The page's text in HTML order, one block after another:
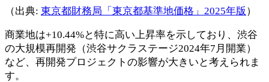
（出典: 東京都財務局「東京都基準地価格」2025年版 ）
商業地は+10.44%と特に高い上昇率を示しており、渋谷
の大規模再開発（渋谷サクラステージ2024年7月開業）
など、再開発プロジェクトの影響が大きいと考えられま
す。